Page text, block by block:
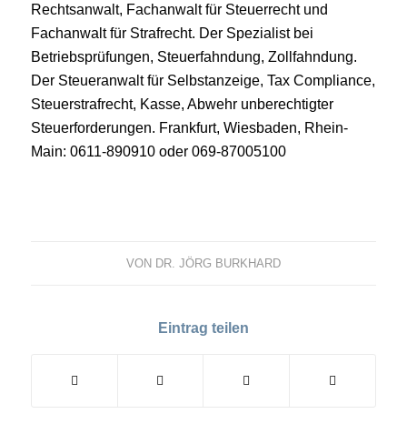
Rechtsanwalt, Fachanwalt für Steuerrecht und
Fachanwalt für Strafrecht. Der Spezialist bei
Betriebsprüfungen, Steuerfahndung, Zollfahndung.
Der Steueranwalt für Selbstanzeige, Tax Compliance,
Steuerstrafrecht, Kasse, Abwehr unberechtigter
Steuerforderungen. Frankfurt, Wiesbaden, Rhein-
Main: 0611-890910 oder 069-87005100
VON DR. JÖRG BURKHARD
Eintrag teilen